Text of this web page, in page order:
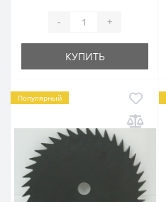
- +
КУПИТЬ
Популярный